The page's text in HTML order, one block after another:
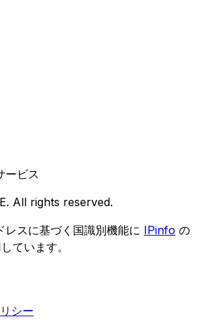
ービス
All rights reserved.
レスに基づく国識別機能に IPinfo の
ています。
シー